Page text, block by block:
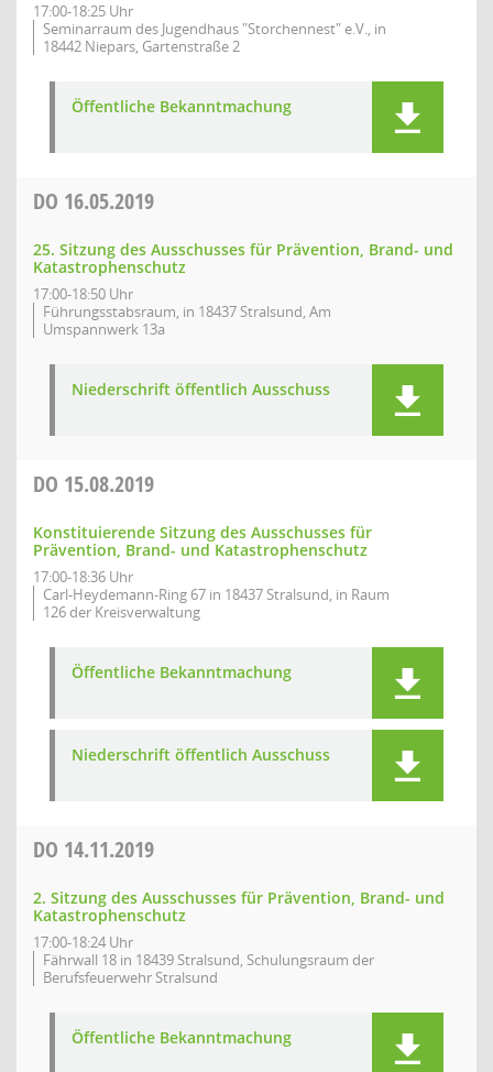
17:00-18:25 Uhr
Seminarraum des Jugendhaus "Storchennest" e.V., in
18442 Niepars, Gartenstraße 2
Öffentliche Bekanntmachung
DO 16.05.2019
25. Sitzung des Ausschusses für Prävention, Brand- und
Katastrophenschutz
17:00-18:50 Uhr
Führungsstabsraum, in 18437 Stralsund, Am
Umspannwerk 13a
Niederschrift öffentlich Ausschuss
DO 15.08.2019
Konstituierende Sitzung des Ausschusses für
Prävention, Brand- und Katastrophenschutz
17:00-18:36 Uhr
Carl-Heydemann-Ring 67 in 18437 Stralsund, in Raum
126 der Kreisverwaltung
Öffentliche Bekanntmachung
Niederschrift öffentlich Ausschuss
DO 14.11.2019
2. Sitzung des Ausschusses für Prävention, Brand- und
Katastrophenschutz
17:00-18:24 Uhr
Fährwall 18 in 18439 Stralsund, Schulungsraum der
Berufsfeuerwehr Stralsund
Öffentliche Bekanntmachung